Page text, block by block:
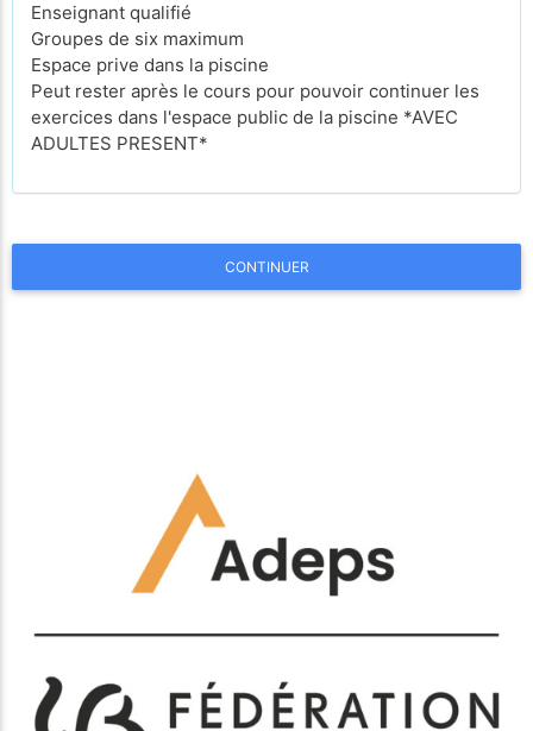
Enseignant qualifié
Groupes de six maximum
Espace prive dans la piscine
Peut rester après le cours pour pouvoir continuer les
exercices dans l'espace public de la piscine *AVEC
ADULTES PRESENT*
CONTINUER